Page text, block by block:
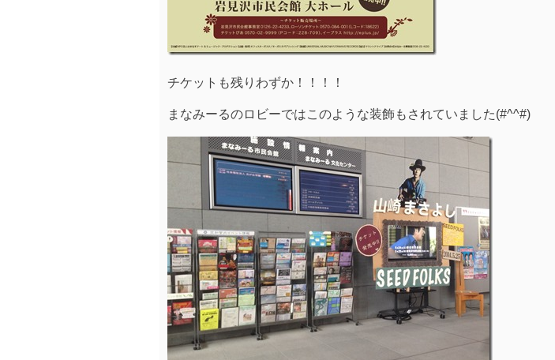
チケットも残りわずか！！！！
まなみーるのロビーではこのような装飾もされていました(#^^#)